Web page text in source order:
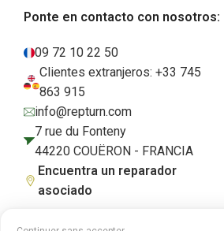
Ponte en contacto con nosotros:
09 72 10 22 50
Clientes extranjeros: +33 745
863 915
info@repturn.com
7 rue du Fonteny
44220 COUËRON - FRANCIA
Encuentra un reparador
asociado